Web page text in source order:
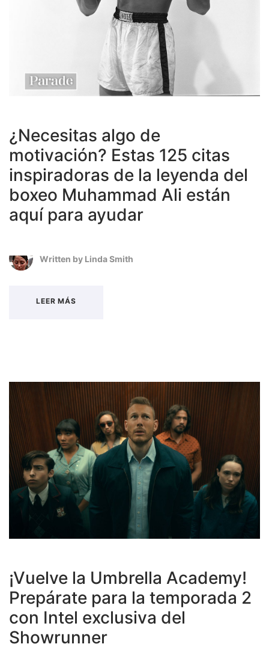
¿Necesitas algo de
motivación? Estas 125 citas
inspiradoras de la leyenda del
boxeo Muhammad Ali están
aquí para ayudar
Written by Linda Smith
LEER MÁS
¡Vuelve la Umbrella Academy!
Prepárate para la temporada 2
con Intel exclusiva del
Showrunner